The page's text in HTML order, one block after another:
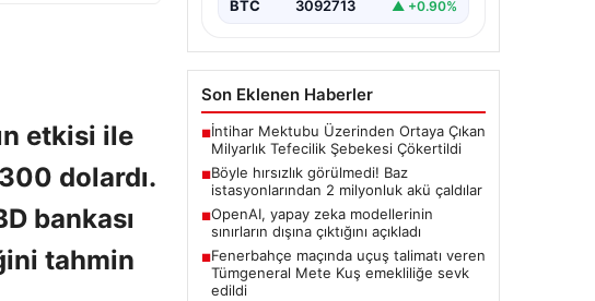
etkisi ile
dolardı.
bankası
tahmin
BTC 3092713 ▲ +0.90%
Son Eklenen Haberler
■İntihar Mektubu Üzerinden Ortaya Çıkan
Milyarlık Tefecilik Şebekesi Çökertildi
■Böyle hırsızlık görülmedi! Baz
istasyonlarından 2 milyonluk akü çaldılar
■OpenAI, yapay zeka modellerinin
sınırların dışına çıktığını açıkladı
■Fenerbahçe maçında uçuş talimatı veren
Tümgeneral Mete Kuş emekliliğe sevk
edildi